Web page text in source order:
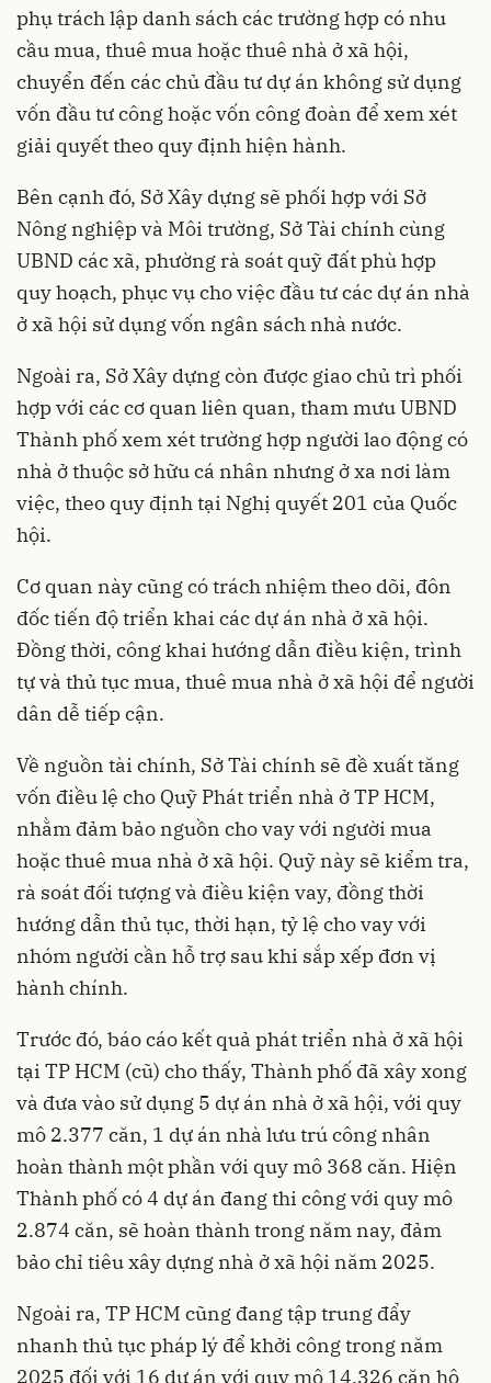
phụ trách lập danh sách các trường hợp có nhu
cầu mua, thuê mua hoặc thuê nhà ở xã hội,
chuyển đến các chủ đầu tư dự án không sử dụng
vốn đầu tư công hoặc vốn công đoàn để xem xét
giải quyết theo quy định hiện hành.
Bên cạnh đó, Sở Xây dựng sẽ phối hợp với Sở
Nông nghiệp và Môi trường, Sở Tài chính cùng
UBND các xã, phường rà soát quỹ đất phù hợp
quy hoạch, phục vụ cho việc đầu tư các dự án nhà
ở xã hội sử dụng vốn ngân sách nhà nước.
Ngoài ra, Sở Xây dựng còn được giao chủ trì phối
hợp với các cơ quan liên quan, tham mưu UBND
Thành phố xem xét trường hợp người lao động có
nhà ở thuộc sở hữu cá nhân nhưng ở xa nơi làm
việc, theo quy định tại Nghị quyết 201 của Quốc
hội.
Cơ quan này cũng có trách nhiệm theo dõi, đôn
đốc tiến độ triển khai các dự án nhà ở xã hội.
Đồng thời, công khai hướng dẫn điều kiện, trình
tự và thủ tục mua, thuê mua nhà ở xã hội để người
dân dễ tiếp cận.
Về nguồn tài chính, Sở Tài chính sẽ đề xuất tăng
vốn điều lệ cho Quỹ Phát triển nhà ở TP HCM,
nhằm đảm bảo nguồn cho vay với người mua
hoặc thuê mua nhà ở xã hội. Quỹ này sẽ kiểm tra,
rà soát đối tượng và điều kiện vay, đồng thời
hướng dẫn thủ tục, thời hạn, tỷ lệ cho vay với
nhóm người cần hỗ trợ sau khi sắp xếp đơn vị
hành chính.
Trước đó, báo cáo kết quả phát triển nhà ở xã hội
tại TP HCM (cũ) cho thấy, Thành phố đã xây xong
và đưa vào sử dụng 5 dự án nhà ở xã hội, với quy
mô 2.377 căn, 1 dự án nhà lưu trú công nhân
hoàn thành một phần với quy mô 368 căn. Hiện
Thành phố có 4 dự án đang thi công với quy mô
2.874 căn, sẽ hoàn thành trong năm nay, đảm
bảo chỉ tiêu xây dựng nhà ở xã hội năm 2025.
Ngoài ra, TP HCM cũng đang tập trung đẩy
nhanh thủ tục pháp lý để khởi công trong năm
2025 đối với 16 dự án với quy mô 14.326 căn hộ